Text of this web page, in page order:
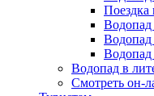
Водопад
Водопад в
Смотреть он-